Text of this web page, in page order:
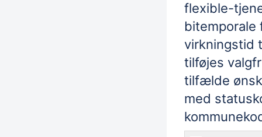
flexible-
bitemporale
virkningstid
tilføjes
tilfælde
med